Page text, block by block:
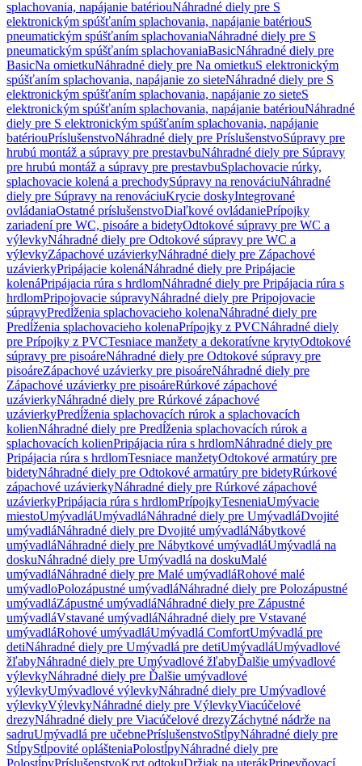
splachovania, napájanie batériouNáhradné diely pre S
elektronickým spúšťaním splachovania, napájanie batériouS
pneumatickým spúšťaním splachovaniaNáhradné diely pre S
pneumatickým spúšťaním splachovaniaBasicNáhradné diely pre
BasicNa omietkuNáhradné diely pre Na omietkuS elektronickým
spúšťaním splachovania, napájanie zo sieteNáhradné diely pre S
elektronickým spúšťaním splachovania, napájanie zo sieteS
elektronickým spúšťaním splachovania, napájanie batériouNáhradné
diely pre S elektronickým spúšťaním splachovania, napájanie
batériouPríslušenstvoNáhradné diely pre PríslušenstvoSúpravy pre
hrubú montáž a súpravy pre prestavbuNáhradné diely pre Súpravy
pre hrubú montáž a súpravy pre prestavbuSplachovacie rúrky,
splachovacie kolená a prechodySúpravy na renováciuNáhradné
diely pre Súpravy na renováciuKrycie doskyIntegrované
ovládaniaOstatné príslušenstvoDiaľkové ovládaniePrípojky
zariadení pre WC, pisoáre a bidetyOdtokové súpravy pre WC a
výlevkyNáhradné diely pre Odtokové súpravy pre WC a
výlevkyZápachové uzávierkyNáhradné diely pre Zápachové
uzávierkyPripájacie kolenáNáhradné diely pre Pripájacie
kolenáPripájacia rúra s hrdlomNáhradné diely pre Pripájacia rúra s
hrdlomPripojovacie súpravyNáhradné diely pre Pripojovacie
súpravyPredĺženia splachovacieho kolenaNáhradné diely pre
Predĺženia splachovacieho kolenaPrípojky z PVCNáhradné diely
pre Prípojky z PVCTesniace manžety a dekoratívne krytyOdtokové
súpravy pre pisoáreNáhradné diely pre Odtokové súpravy pre
pisoáreZápachové uzávierky pre pisoáreNáhradné diely pre
Zápachové uzávierky pre pisoáreRúrkové zápachové
uzávierkyNáhradné diely pre Rúrkové zápachové
uzávierkyPredĺženia splachovacích rúrok a splachovacích
kolienNáhradné diely pre Predĺženia splachovacích rúrok a
splachovacích kolienPripájacia rúra s hrdlomNáhradné diely pre
Pripájacia rúra s hrdlomTesniace manžetyOdtokové armatúry pre
bidetyNáhradné diely pre Odtokové armatúry pre bidetyRúrkové
zápachové uzávierkyNáhradné diely pre Rúrkové zápachové
uzávierkyPripájacia rúra s hrdlomPrípojkyTesneniaUmývacie
miestoUmývadláUmývadláNáhradné diely pre UmývadláDvojité
umývadláNáhradné diely pre Dvojité umývadláNábytkové
umývadláNáhradné diely pre Nábytkové umývadláUmývadlá na
doskuNáhradné diely pre Umývadlá na doskuMalé
umývadláNáhradné diely pre Malé umývadláRohové malé
umývadloPolozápustné umývadláNáhradné diely pre Polozápustné
umývadláZápustné umývadláNáhradné diely pre Zápustné
umývadláVstavané umývadláNáhradné diely pre Vstavané
umývadláRohové umývadláUmývadlá ComfortUmývadlá pre
detiNáhradné diely pre Umývadlá pre detiUmývadláUmývadlové
žľabyNáhradné diely pre Umývadlové žľabyĎalšie umývadlové
výlevkyNáhradné diely pre Ďalšie umývadlové
výlevkyUmývadlové výlevkyNáhradné diely pre Umývadlové
výlevkyVýlevkyNáhradné diely pre VýlevkyViacúčelové
drezyNáhradné diely pre Viacúčelové drezyZáchytné nádrže na
sadruUmývadlá pre učebnePríslušenstvoStĺpyNáhradné diely pre
StĺpyStĺpovité oplášteniaPolostĺpyNáhradné diely pre
PolostĺpyPríslušenstvoKryt odtokuDržiak na uterákPripevňovací